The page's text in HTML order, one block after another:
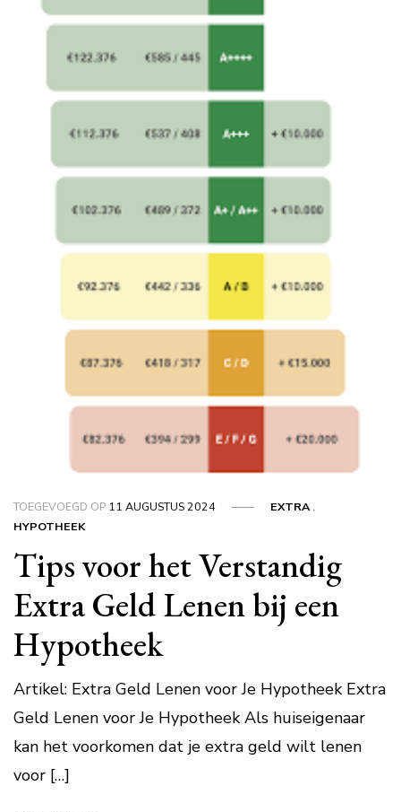
TOEGEVOEGD OP 11 AUGUSTUS 2024 EXTRA,
HYPOTHEEK
Tips voor het Verstandig
Extra Geld Lenen bij een
Hypotheek
Artikel: Extra Geld Lenen voor Je Hypotheek Extra
Geld Lenen voor Je Hypotheek Als huiseigenaar
kan het voorkomen dat je extra geld wilt lenen
voor […]